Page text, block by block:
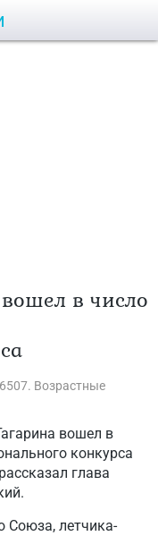
в число
Возрастные
вошел в
конкурса
глава
Союза, летчика-